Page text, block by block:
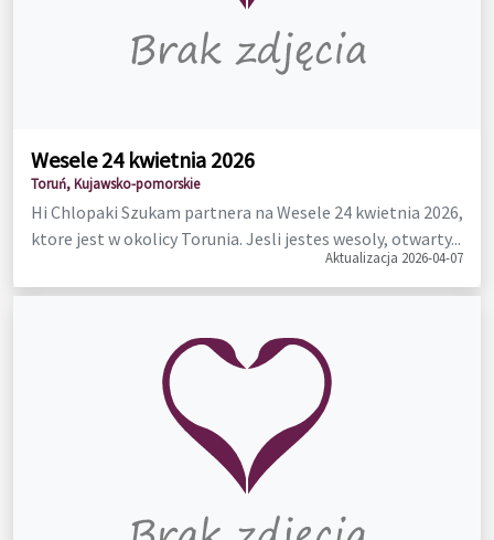
Wesele 24 kwietnia 2026
Toruń, Kujawsko-pomorskie
Hi Chlopaki Szukam partnera na Wesele 24 kwietnia 2026,
ktore jest w okolicy Torunia. Jesli jestes wesoly, otwarty...
Aktualizacja 2026-04-07